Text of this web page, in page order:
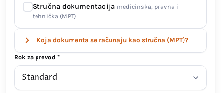
Stručna dokumentacija medicinska, pravna i
tehnička (MPT)
Koja dokumenta se računaju kao stručna (MPT)?
Rok za prevod *